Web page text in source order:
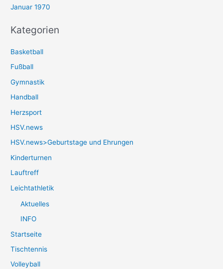
Januar 1970
Kategorien
Basketball
Fußball
Gymnastik
Handball
Herzsport
HSV.news
HSV.news>Geburtstage und Ehrungen
Kinderturnen
Lauftreff
Leichtathletik
Aktuelles
INFO
Startseite
Tischtennis
Volleyball